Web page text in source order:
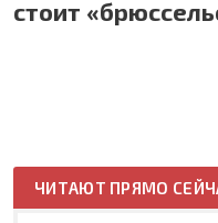
стоит
ЧИТАЮТ ПРЯМО